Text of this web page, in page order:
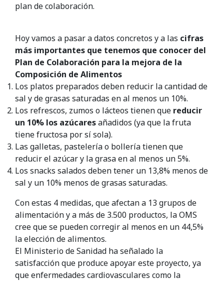
plan de colaboración.
Hoy vamos a pasar a datos concretos y a las cifras
más importantes que tenemos que conocer del
Plan de Colaboración para la mejora de la
Composición de Alimentos
Los platos preparados deben reducir la cantidad de
sal y de grasas saturadas en al menos un 10%.
Los refrescos, zumos o lácteos tienen que reducir
un 10% los azúcaresañadidos (ya que la fruta
tiene fructosa por sí sola).
Las galletas, pastelería o bollería tienen que
reducir el azúcar y la grasa en al menos un 5%.
Los snacks salados deben tener un 13,8% menos de
sal y un 10% menos de grasas saturadas.
Con estas 4 medidas, que afectan a 13 grupos de
alimentación y a más de 3.500 productos, la OMS
cree que se pueden corregir al menos en un 44,5%
la elección de alimentos.
El Ministerio de Sanidad ha señalado la
satisfacción que produce apoyar este proyecto, ya
que enfermedades cardiovasculares como la